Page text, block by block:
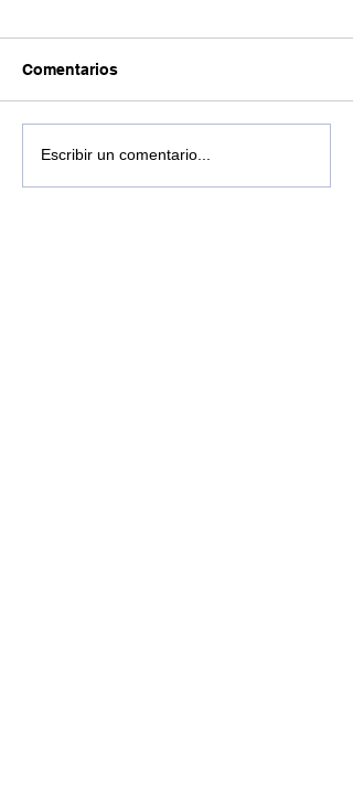
Comentarios
Escribir un comentario...